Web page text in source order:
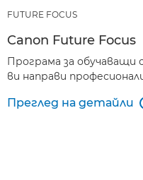
FUTURE FOCUS
Canon Future Focus
Програма за обучаващи
ви направи
Преглед на детайли